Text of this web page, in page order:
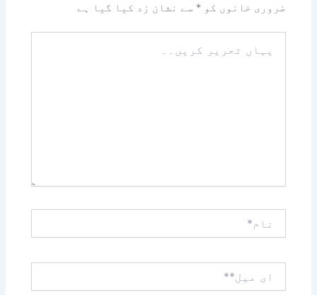
ضروری خانوں کو* سے نشان زد کیا گیا ہے
تحریر
میل**